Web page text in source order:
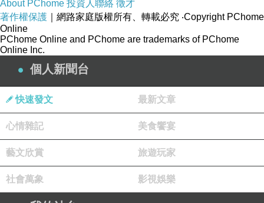
客製化
對員工來說
是很難有一個標準的判斷
畢竟
每個人的眼光標準不一樣
有時候
崽崽我也很為難
因為
工作量大
用眼看的速度要快
About PChome 投資人聯絡 徵才
著作權保護 ｜網路家庭版權所有、轉載必究 ‧Copyright PChome
Online
PChome Online and PChome are trademarks of PChome
Online Inc.
個人新聞台
快速發文 最新文章
心情雜記 美食饗宴
藝文欣賞 旅遊玩家
社會萬象 影視娛樂